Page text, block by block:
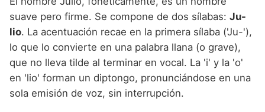
suave pero firme. Se compone de dos sílabas: Ju-
lio. La acentuación recae en la primera sílaba ('Ju-'),
lo que lo convierte en una palabra llana (o grave),
que no lleva tilde al terminar en vocal. La 'i' y la 'o'
en 'lio' forman un diptongo, pronunciándose en una
sola emisión de voz, sin interrupción.